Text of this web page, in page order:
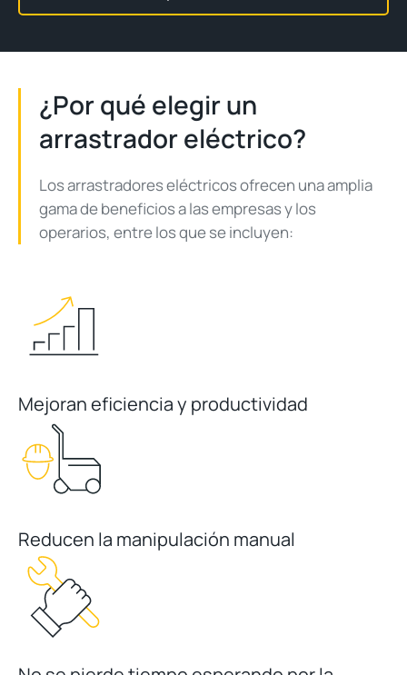
¿Por qué elegir un
arrastrador eléctrico?
Los arrastradores eléctricos ofrecen una amplia
gama de beneficios a las empresas y los
operarios, entre los que se incluyen:
Mejoran eficiencia y productividad
Reducen la manipulación manual